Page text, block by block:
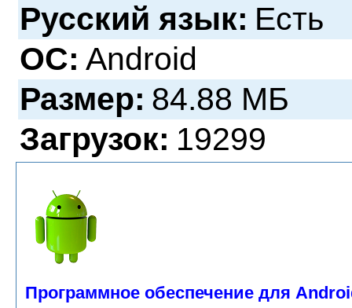
Русский язык: Есть
ОС: Android
Размер: 84.88 МБ
Загрузок: 19299
Программное обеспечение для